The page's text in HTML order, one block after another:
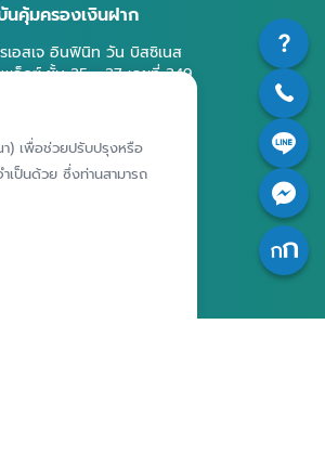
นคุ้มครองเงินฝาก
เอสเจ อินฟินิท วัน บิสซิเนส
ล็กซ์ ชั้น 25 - 27 เลขที่ 349
า) เพื่อช่วยปรับปรุงหรือ
เป็นด้วย ซึ่งท่านสามารถ